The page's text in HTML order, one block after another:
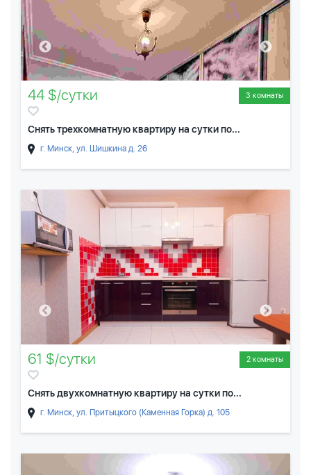
3 комнаты
44 $/сутки
Снять трехкомнатную квартиру на сутки по...
г. Минск, ул. Шишкина д. 26
2 комнаты
61 $/сутки
Снять двухкомнатную квартиру на сутки по...
г. Минск, ул. Притыцкого (Каменная Горка) д. 105